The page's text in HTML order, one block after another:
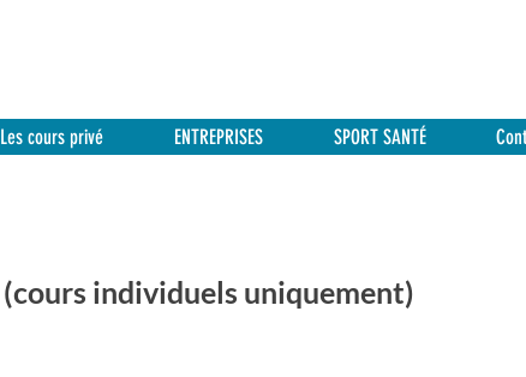
Les cours privé ENTREPRISES SPORT SANTÉ
(cours individuels uniquement)